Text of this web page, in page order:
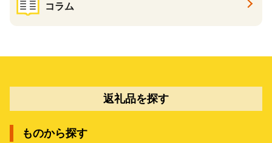
コラム
返礼品を探す
ものから探す